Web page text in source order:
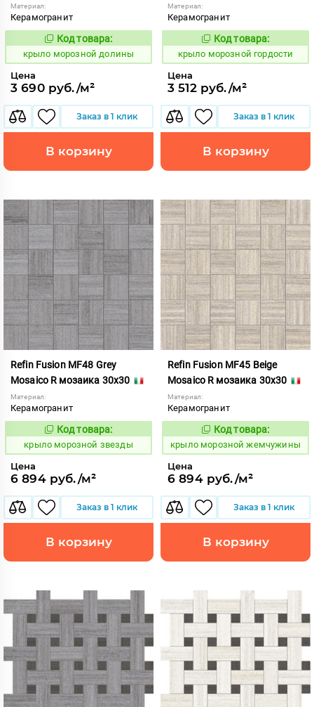
Материал:
Керамогранит
835521
Код товара:
крыло морозной долины
Цена
3 690 руб./м²
Заказ в 1 клик
В корзину
Материал:
Керамогранит
835518
Код товара:
крыло морозной гордости
Цена
3 512 руб./м²
Заказ в 1 клик
В корзину
Refin Fusion MF48 Grey
Mosaico R мозаика 30x30
Материал:
Керамогранит
835529
Код товара:
крыло морозной звезды
Цена
6 894 руб./м²
Заказ в 1 клик
В корзину
Refin Fusion MF45 Beige
Mosaico R мозаика 30x30
Материал:
Керамогранит
835526
Код товара:
крыло морозной жемчужины
Цена
6 894 руб./м²
Заказ в 1 клик
В корзину